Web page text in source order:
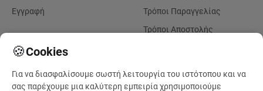
Εγγραφή
Λουλούδια
Πληροφορίες Λουλουδιών
Τρόποι Παραγγελίας
Τρόποι Αποστολής
Πληροφορίες Παραδόσεων
🍪Cookies
Για να διασφαλίσουμε σωστή λειτουργία του ιστότοπου και να
σας παρέχουμε μια καλύτερη εμπειρία χρησιμοποιούμε